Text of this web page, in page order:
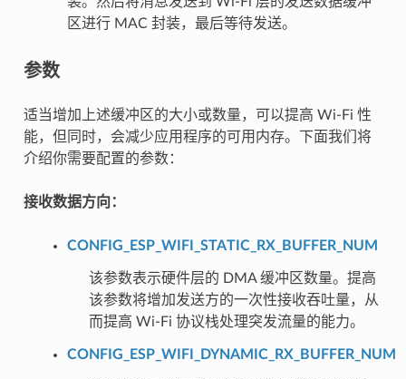
区进行 MAC 封装，最后等待发送。
参数
适当增加上述缓冲区的大小或数量，可以提高 Wi-Fi 性
能，但同时，会减少应用程序的可用内存。下面我们将
介绍你需要配置的参数：
接收数据方向：
CONFIG_ESP_WIFI_STATIC_RX_BUFFER_NUM
该参数表示硬件层的 DMA 缓冲区数量。提高
该参数将增加发送方的一次性接收吞吐量，从
而提高 Wi-Fi 协议栈处理突发流量的能力。
CONFIG_ESP_WIFI_DYNAMIC_RX_BUFFER_NUM